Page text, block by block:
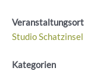
Veranstaltungsort
Studio Schatzinsel
Kategorien